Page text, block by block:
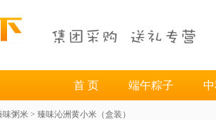
首 页 端午粽子
味粥米 > 臻味沁洲黄小米（盒装）